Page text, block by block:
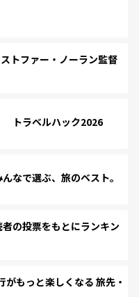
トファー・ノーラン監督
トラベルハック2026
なで選ぶ、旅のベスト。
の投票をもとにランキン
もっと楽しくなる 旅先・